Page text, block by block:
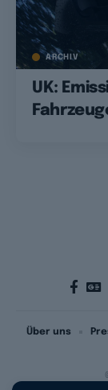
ARCHIV
UK:
Über uns